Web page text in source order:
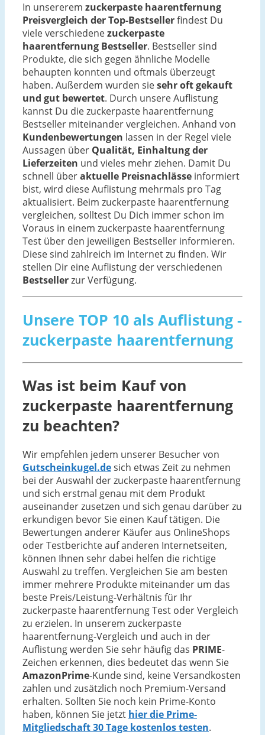
In unsererem zuckerpaste haarentfernung
Preisvergleich der Top-Bestsellerfindest Du
viele verschiedenezuckerpaste
haarentfernung Bestseller. Bestseller sind
Produkte, die sich gegen ähnliche Modelle
behaupten konnten und oftmals überzeugt
haben. Außerdem wurden siesehr oft gekauft
und gut bewertet. Durch unsere Auflistung
kannst Du die zuckerpaste haarentfernung
Bestseller miteinander vergleichen. Anhand von
Kundenbewertungen lassen in der Regel viele
Aussagen über Qualität, Einhaltung der
Lieferzeiten und vieles mehr ziehen. Damit Du
schnell überaktuelle Preisnachlässe informiert
bist, wird diese Auflistung mehrmals pro Tag
aktualisiert. Beim zuckerpaste haarentfernung
vergleichen, solltest Du Dich immer schon im
Voraus in einem zuckerpaste haarentfernung
Test über den jeweiligen Bestseller informieren.
Diese sind zahlreich im Internet zu finden. Wir
stellen Dir eine Auflistung der verschiedenen
Bestsellerzur Verfügung.
Unsere TOP 10 als Auflistung -
zuckerpaste haarentfernung
Was ist beim Kauf von
zuckerpaste haarentfernung
zu beachten?
Wir empfehlen jedem unserer Besucher von
Gutscheinkugel.desich etwas Zeit zu nehmen
bei der Auswahl der zuckerpaste haarentfernung
und sich erstmal genau mit dem Produkt
auseinander zusetzen und sich genau darüber zu
erkundigen bevor Sie einen Kauf tätigen. Die
Bewertungen anderer Käufer aus OnlineShops
oder Testberichte auf anderen Internetseiten,
können Ihnen sehr dabei helfen die richtige
Auswahl zu treffen. Vergleichen Sie am besten
immer mehrere Produkte miteinander um das
beste Preis/Leistung-Verhältnis für Ihr
zuckerpaste haarentfernung Test oder Vergleich
zu erzielen. In unserem zuckerpaste
haarentfernung-Vergleich und auch in der
Auflistung werden Sie sehr häufig das PRIME-
Zeichen erkennen, dies bedeutet das wenn Sie
AmazonPrime-Kunde sind, keine Versandkosten
zahlen und zusätzlich noch Premium-Versand
erhalten. Sollten Sie noch kein Prime-Konto
haben, können Sie jetzt hier die Prime-
Mitgliedschaft 30 Tage kostenlos testen.